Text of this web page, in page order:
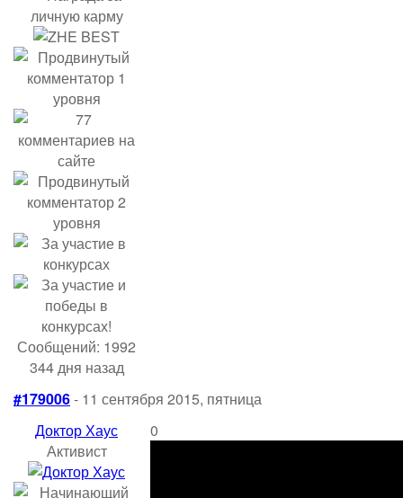
Сообщений: 1992
344 дня назад
#179006- 11 сентября 2015, пятница
Доктор Хаус
Активист
0